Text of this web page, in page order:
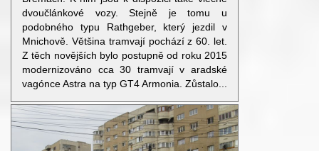
dvoučlánkové vozy. Stejně je tomu u
podobného typu Rathgeber, který jezdil v
Mnichově. Většina tramvají pochází z 60. let.
Z těch novějších bylo postupně od roku 2015
modernizováno cca 30 tramvají v aradské
vagónce Astra na typ GT4 Armonia. Zůstalo...